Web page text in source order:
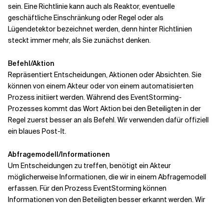
sein. Eine Richtlinie kann auch als Reaktor, eventuelle
geschäftliche Einschränkung oder Regel oder als
Lügendetektor bezeichnet werden, denn hinter Richtlinien
steckt immer mehr, als Sie zunächst denken.
Befehl/Aktion
Repräsentiert Entscheidungen, Aktionen oder Absichten. Sie
können von einem Akteur oder von einem automatisierten
Prozess initiiert werden. Während des EventStorming-
Prozesses kommt das Wort Aktion bei den Beteiligten in der
Regel zuerst besser an als Befehl. Wir verwenden dafür offiziell
ein blaues Post-It.
Abfragemodell/Informationen
Um Entscheidungen zu treffen, benötigt ein Akteur
möglicherweise Informationen, die wir in einem Abfragemodell
erfassen. Für den Prozess EventStorming können
Informationen von den Beteiligten besser erkannt werden. Wir